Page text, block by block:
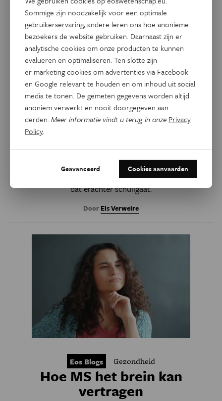
Gezondheid
Nieuw onderzoek vindt
puzzelstukje van link tussen
Epstein-Barr-virus en MS
klierkoorts veroorzaakt, kan leiden tot multiple sclerose.
Nieuw onderzoek geeft meer inzicht in het mechanisme
dat erachter schuilgaat.
Door Els Verweire
Eos Blogs Gezondheid
Hoe MS het brein kan
vertragen
Sommige zijn noodzakelijk voor een optimale
gebruikerservaring, andere leren ons hoe anonieme
bezoekers de website gebruiken. Daarnaast zijn er
analytische cookies om onze producten te kunnen
evalueren en optimaliseren. Ten slotte zijn
er marketing cookies om advertenties via Facebook
en Google relevant te houden en om inhoud uit social
media te tonen. De gemeten gegevens worden altijd
anoniem verwerkt en nooit doorgegeven aan
derden.Meer informatie vindt u terug in onze Privacy
Policy.
Geavanceerd Cookies aanvaarden